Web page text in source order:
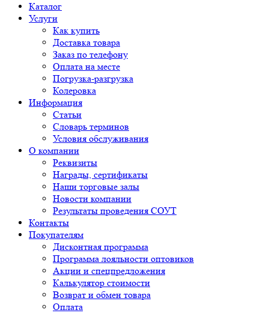
Каталог
Услуги
Как купить
Доставка товара
Заказ по телефону
Оплата на месте
Погрузка-разгрузка
Колеровка
Информация
Статьи
Словарь терминов
Условия обслуживания
О компании
Реквизиты
Награды, сертификаты
Наши торговые залы
Новости компании
Результаты проведения СОУТ
Контакты
Покупателям
Дисконтная программа
Программа лояльности оптовиков
Акции и спецпредложения
Калькулятор стоимости
Возврат и обмен товара
Оплата